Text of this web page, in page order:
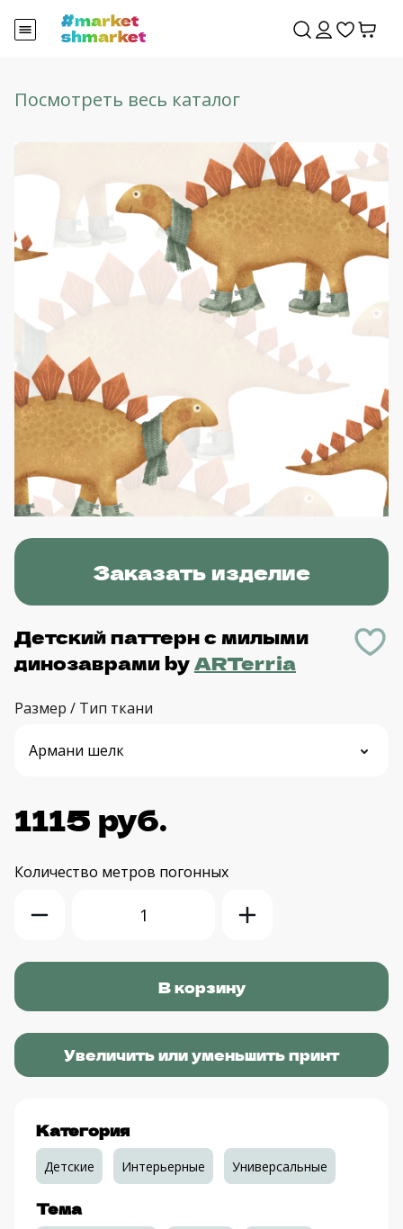
Посмотреть весь каталог
Заказать изделие
Детский паттерн с милыми
динозаврамиbyARTerria
Размер / Тип ткани
1115 руб.
Количество метров погонных
Увеличить или уменьшить принт
Категория
Детские Интерьерные Универсальные
Тема